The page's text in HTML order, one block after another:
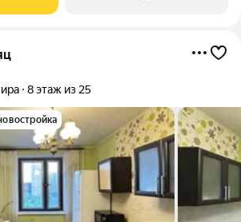
окна
8 этаж из 25